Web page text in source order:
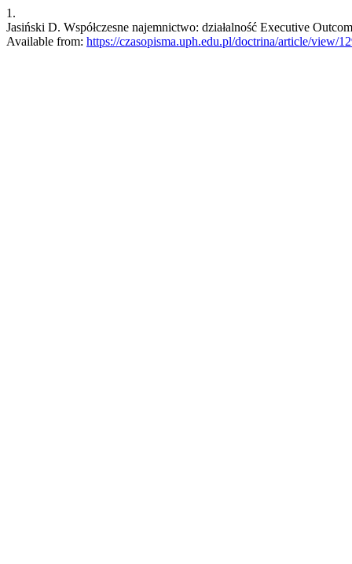
1.
Jasiński D. Współczesne najemnictwo: działalność Executive
Available from: https://czasopisma.uph.edu.pl/doctrina/article/view/